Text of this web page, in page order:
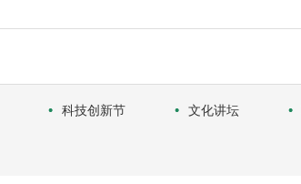
科技创新节 文化讲坛